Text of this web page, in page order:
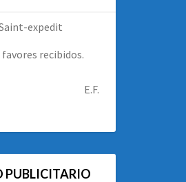
recibidos.
E.F.
PUBLICITARIO